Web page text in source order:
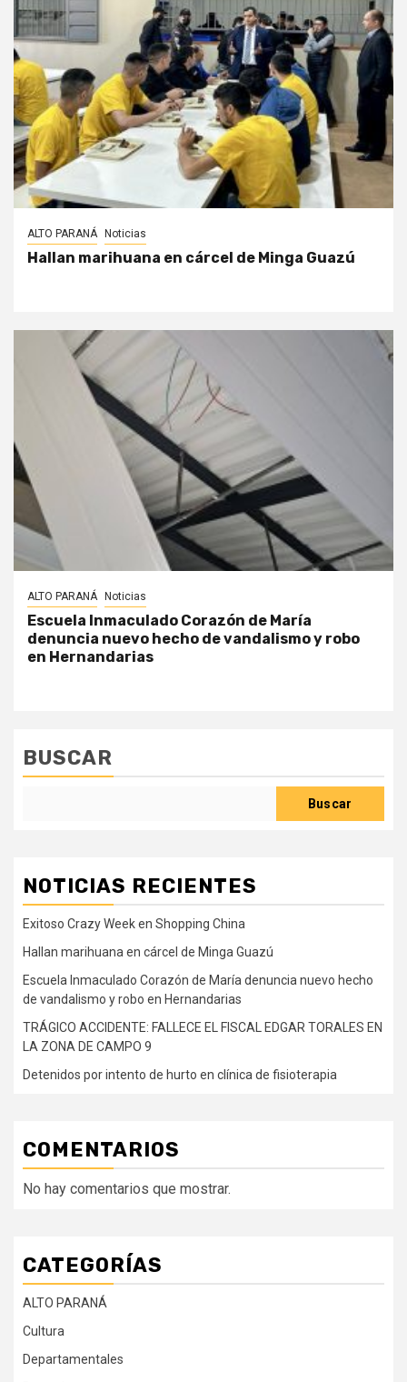
ALTO PARANÁ Noticias
Hallan marihuana en cárcel de Minga Guazú
ALTO PARANÁ Noticias
Escuela Inmaculado Corazón de María
denuncia nuevo hecho de vandalismo y robo
en Hernandarias
BUSCAR
Buscar
NOTICIAS RECIENTES
Exitoso Crazy Week en Shopping China
Hallan marihuana en cárcel de Minga Guazú
Escuela Inmaculado Corazón de María denuncia nuevo hecho
de vandalismo y robo en Hernandarias
TRÁGICO ACCIDENTE: FALLECE EL FISCAL EDGAR TORALES EN
LA ZONA DE CAMPO 9
Detenidos por intento de hurto en clínica de fisioterapia
COMENTARIOS
No hay comentarios que mostrar.
CATEGORÍAS
ALTO PARANÁ
Cultura
Departamentales